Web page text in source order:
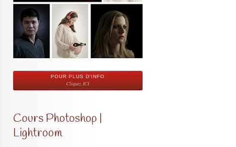
POUR PLUS D'INFO
Cliquez ICI
Cours Photoshop |
Lightroom